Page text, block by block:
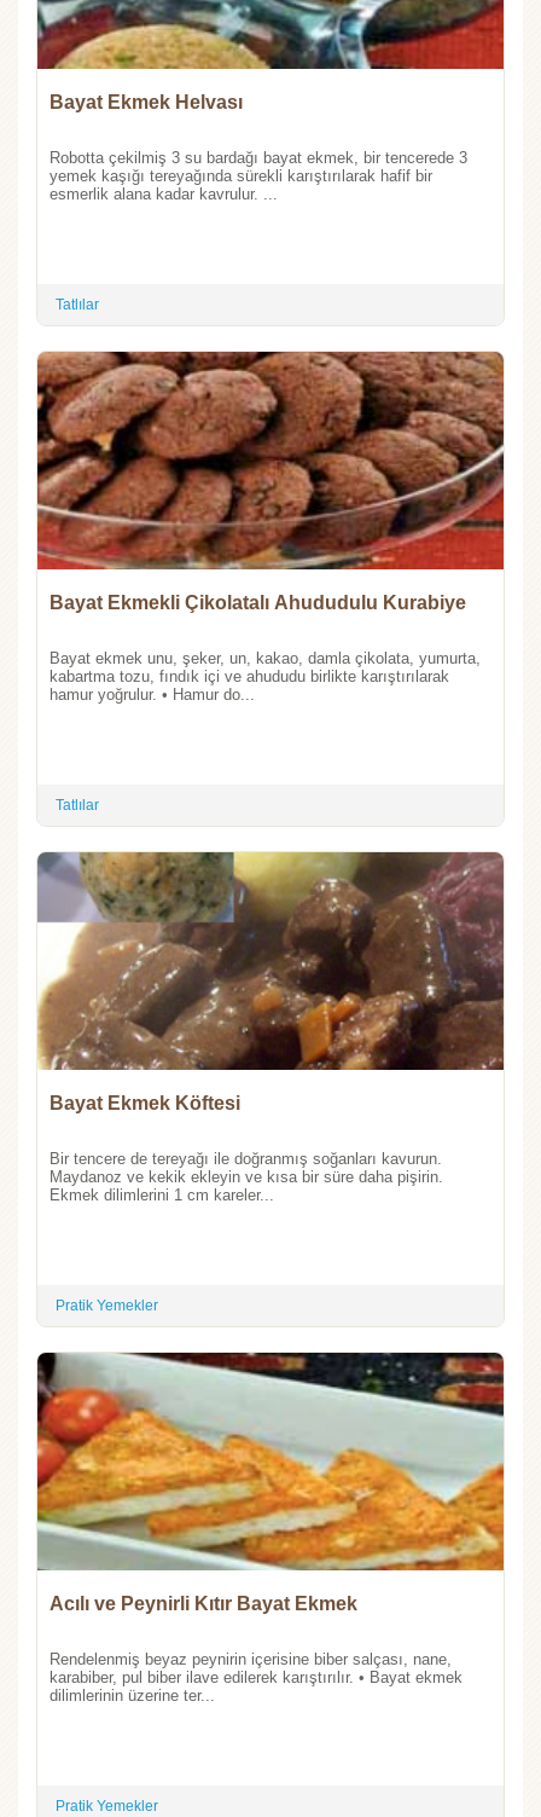
Bayat Ekmek Helvası
Robotta çekilmiş 3 su bardağı bayat ekmek, bir tencerede 3
yemek kaşığı tereyağında sürekli karıştırılarak hafif bir
esmerlik alana kadar kavrulur. ...
Tatlılar
Bayat Ekmekli Çikolatalı Ahududulu Kurabiye
Bayat ekmek unu, şeker, un, kakao, damla çikolata, yumurta,
kabartma tozu, fındık içi ve ahududu birlikte karıştırılarak
hamur yoğrulur. • Hamur do...
Tatlılar
Bayat Ekmek Köftesi
Bir tencere de tereyağı ile doğranmış soğanları kavurun.
Maydanoz ve kekik ekleyin ve kısa bir süre daha pişirin.
Ekmek dilimlerini 1 cm kareler...
Pratik Yemekler
Acılı ve Peynirli Kıtır Bayat Ekmek
Rendelenmiş beyaz peynirin içerisine biber salçası, nane,
karabiber, pul biber ilave edilerek karıştırılır. • Bayat ekmek
dilimlerinin üzerine ter...
Pratik Yemekler